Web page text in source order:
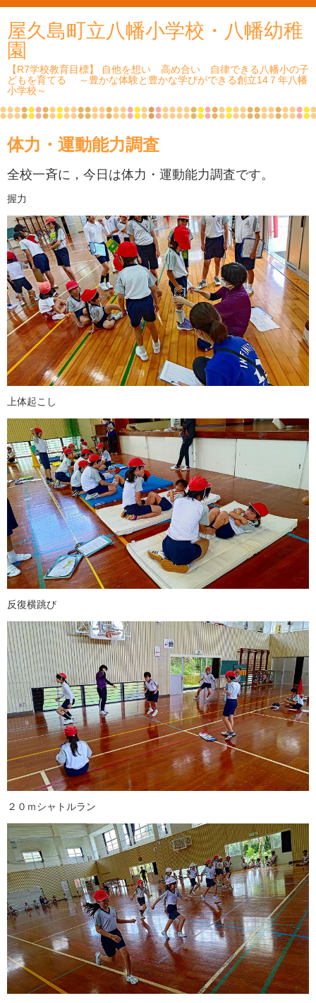
屋久島町立八幡小学校・八幡幼稚
園
【R7学校教育目標】 自他を想い 高め合い 自律できる八幡小の子
どもを育てる ～豊かな体験と豊かな学びができる創立14７年八幡
小学校～
体力・運動能力調査
全校一斉に，今日は体力・運動能力調査です。
握力
上体起こし
反復横跳び
２０ｍシャトルラン